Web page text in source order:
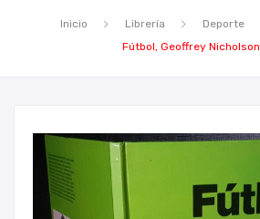
Inicio Librería Deporte
Fútbol, Geoffrey Nicholson